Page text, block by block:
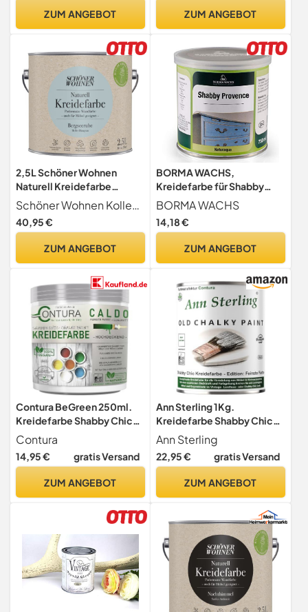
ZUM ANGEBOT ZUM ANGEBOT
2,5L Schöner Wohnen
Naturell Kreidefarbe
Bergseeruhe,Helles
Blaugrau
Schöner Wohnen Kollektion
40,95 €
ZUM ANGEBOT
BORMA WACHS,
Kreidefarbe für Shabby
Chic in verschiedenen
Größen und Farben
BORMA WACHS
14,18 €
ZUM ANGEBOT
Contura BeGreen 250ml.
Kreidefarbe Shabby Chic
Möbellack Lack Möbel
Farbe Holzlack Natur (01
Weiß)
Contura
14,95 € gratis Versand
ZUM ANGEBOT
Ann Sterling 1Kg.
Kreidefarbe Shabby Chic
Feinste Farbe Innen und
Außen Möbellack
Bastellfarbe (Weiß 022)
Ann Sterling
22,95 € gratis Versand
ZUM ANGEBOT